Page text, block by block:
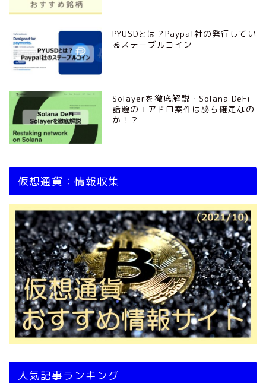
PYUSDとは？Paypal社の発行してい
るステーブルコイン
Solayerを徹底解説・Solana DeFi
話題のエアドロ案件は勝ち確定なの
か！？
仮想通貨：情報収集
人気記事ランキング